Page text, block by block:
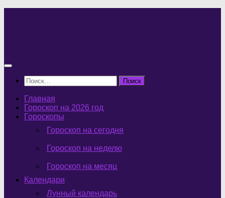
Найти:
Главная
Гороскоп на 2026 год
Гороскопы
Гороскоп на сегодня
Гороскоп на неделю
Гороскоп на месяц
Календари
Лунный календарь